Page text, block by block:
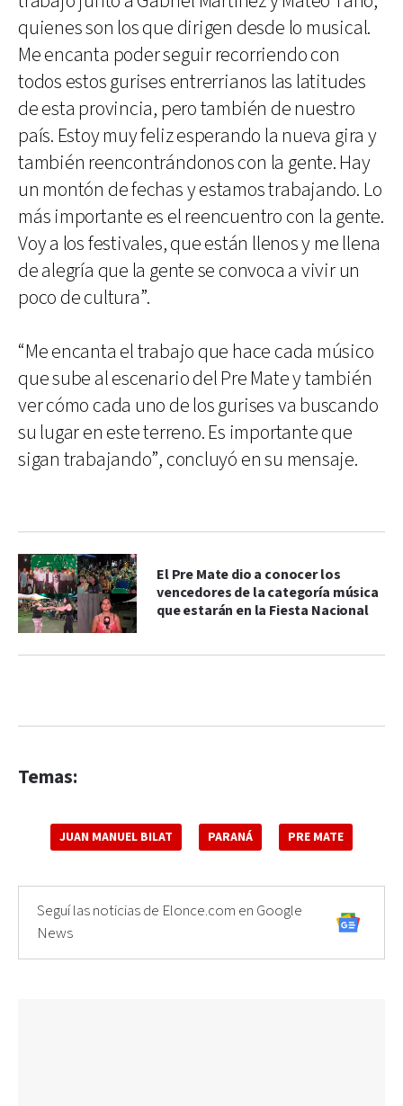
quienes son los que dirigen desde lo musical.
Me encanta poder seguir recorriendo con
todos estos gurises entrerrianos las latitudes
de esta provincia, pero también de nuestro
país. Estoy muy feliz esperando la nueva gira y
también reencontrándonos con la gente. Hay
un montón de fechas y estamos trabajando. Lo
más importante es el reencuentro con la gente.
Voy a los festivales, que están llenos y me llena
de alegría que la gente se convoca a vivir un
poco de cultura”.
“Me encanta el trabajo que hace cada músico
que sube al escenario del Pre Mate y también
ver cómo cada uno de los gurises va buscando
su lugar en este terreno. Es importante que
sigan trabajando”, concluyó en su mensaje.
El Pre Mate dio a conocer los
vencedores de la categoría música
que estarán en la Fiesta Nacional
Temas:
JUAN MANUEL BILAT PARANÁ PRE MATE
Seguí las noticias de Elonce.com en Google
News